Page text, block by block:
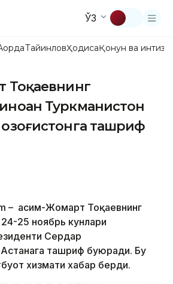
ЎЗ
ТайинловҲодисаҚонун ва
Тоқаевнинг
Туркманистон
ташриф
– Қасим-Жомарт Тоқаевнинг
25 ноябрь кунлари
Сердар
ташриф буюради. Бу
хизмати хабар берди.